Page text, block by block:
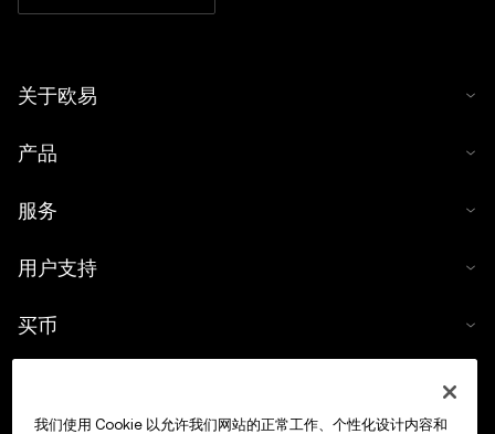
关于欧易
产品
服务
用户支持
买币
我们使用 Cookie 以允许我们网站的正常工作、个性化设计内容和